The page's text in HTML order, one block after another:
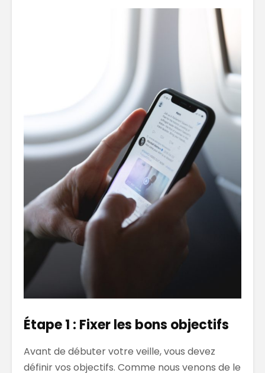
Étape 1 : Fixer les bons objectifs
Avant de débuter votre veille, vous devez
définir vos objectifs. Comme nous venons de le